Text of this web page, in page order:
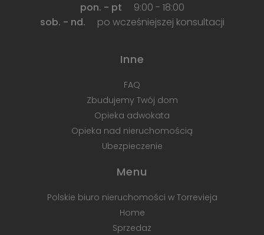
pon. - pt
9:00 - 18:00
sob. - nd.
po wcześniejszej konsultacji
Inne
FAQ
Zbudujemy Twój dom
Opieka adwokata
Opieka nad nieruchomością
Ubezpieczenie
Menu
Polskie biuro nieruchomości w Torrevieja
Home
Sprzedaż